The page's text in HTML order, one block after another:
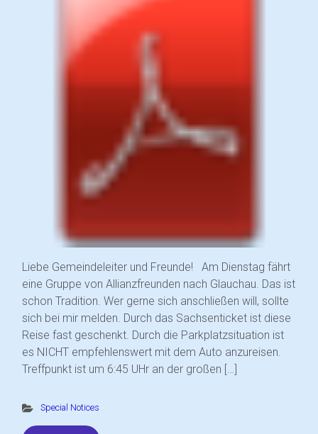
Liebe Gemeindeleiter und Freunde! Am Dienstag fährt
eine Gruppe von Allianzfreunden nach Glauchau. Das ist
schon Tradition. Wer gerne sich anschließen will, sollte
sich bei mir melden. Durch das Sachsenticket ist diese
Reise fast geschenkt. Durch die Parkplatzsituation ist
es NICHT empfehlenswert mit dem Auto anzureisen.
Treffpunkt ist um 6:45 UHr an der großen […]
Special Notices